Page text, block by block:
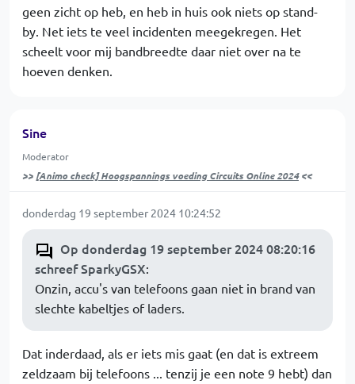
geen zicht op heb, en heb in huis ook niets op stand-
by. Net iets te veel incidenten meegekregen. Het
scheelt voor mij bandbreedte daar niet over na te
hoeven denken.
Sine
Moderator
>> [Animo check] Hoogspannings voeding Circuits Online 2024<<
donderdag 19 september 2024 10:24:52
Op donderdag 19 september 2024 08:20:16
schreef SparkyGSX:
Onzin, accu's van telefoons gaan niet in brand van
slechte kabeltjes of laders.
Dat inderdaad, als er iets mis gaat (en dat is extreem
zeldzaam bij telefoons ... tenzij je een note 9 hebt) dan